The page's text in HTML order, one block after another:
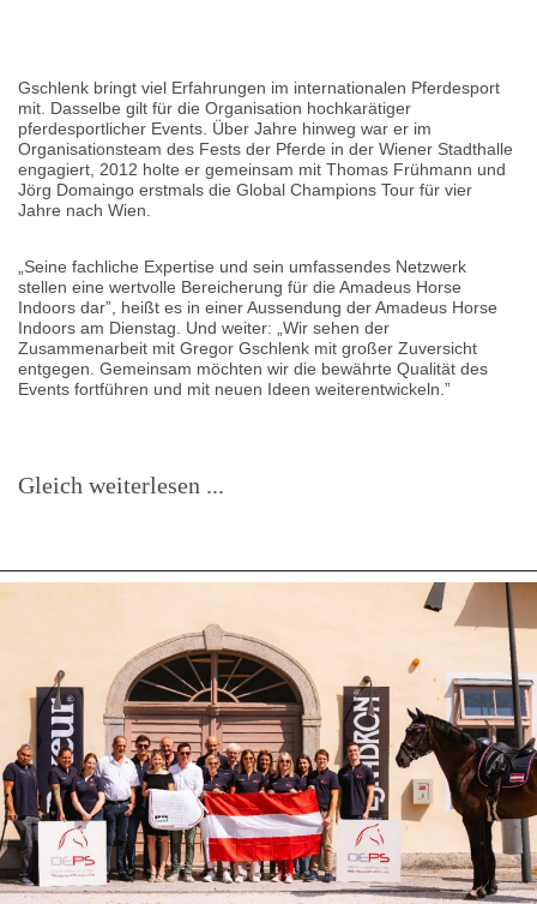
Gschlenk bringt viel Erfahrungen im internationalen Pferdesport
mit. Dasselbe gilt für die Organisation hochkarätiger
pferdesportlicher Events. Über Jahre hinweg war er im
Organisationsteam des Fests der Pferde in der Wiener Stadthalle
engagiert, 2012 holte er gemeinsam mit Thomas Frühmann und
Jörg Domaingo erstmals die Global Champions Tour für vier
Jahre nach Wien.
„Seine fachliche Expertise und sein umfassendes Netzwerk
stellen eine wertvolle Bereicherung für die Amadeus Horse
Indoors dar”, heißt es in einer Aussendung der Amadeus Horse
Indoors am Dienstag. Und weiter: „Wir sehen der
Zusammenarbeit mit Gregor Gschlenk mit großer Zuversicht
entgegen. Gemeinsam möchten wir die bewährte Qualität des
Events fortführen und mit neuen Ideen weiterentwickeln.”
Gleich weiterlesen ...